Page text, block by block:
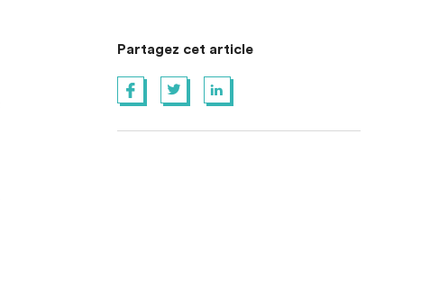
Partagez cet article